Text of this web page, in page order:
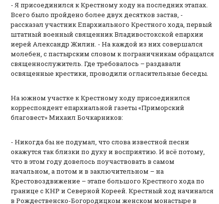
- Я присоединился к Крестному ходу на последних этапах.
Всего было пройдено более двух десятков застав, -
рассказал участник Епархиального Крестного хода, первый
штатный военный священник Владивостокской епархии
иерей Александр Жилин. - На каждой из них совершался
молебен, с пастырским словом к пограничникам обращался
священнослужитель. Где требовалось – раздавали
освященные крестики, проводили огласительные беседы.
На южном участке к Крестному ходу присоединился
корреспондент епархиальной газеты «Приморский
благовест» Михаил Бочкарников:
- Никогда бы не подумал, что слова известной песни
окажутся так близки по духу и восприятию. И всё потому,
что в этом году довелось поучаствовать в самом
начальном, а потом и в заключительном – на
Крестовоздвижение – этапе большого Крестного хода по
границе с КНР и Северной Кореей. Крестный ход начинался
в Рождественско-Богородицком женском монастыре в